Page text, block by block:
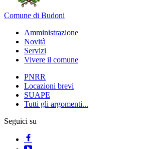
Comune di Budoni
Amministrazione
Novità
Servizi
Vivere il comune
PNRR
Locazioni brevi
SUAPE
Tutti gli argomenti...
Seguici su